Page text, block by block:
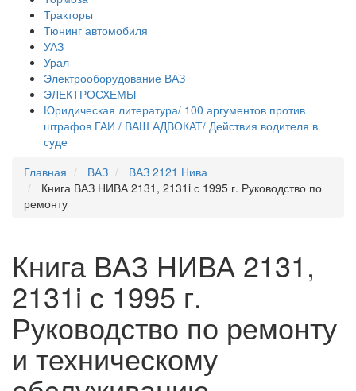
Тракторы
Тюнинг автомобиля
УАЗ
Урал
Электрооборудование ВАЗ
ЭЛЕКТРОСХЕМЫ
Юридическая литература/ 100 аргументов против
штрафов ГАИ / ВАШ АДВОКАТ/ Действия водителя в
суде
Главная
ВАЗ
ВАЗ 2121 Нива
Книга ВАЗ НИВА 2131, 2131i с 1995 г. Руководство по
ремонту
Книга ВАЗ НИВА 2131,
2131i с 1995 г.
Руководство по ремонту
и техническому